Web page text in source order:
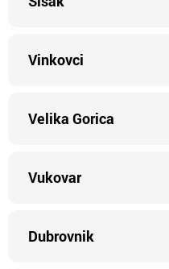
Vinkovci
Velika Gorica
Vukovar
Dubrovnik